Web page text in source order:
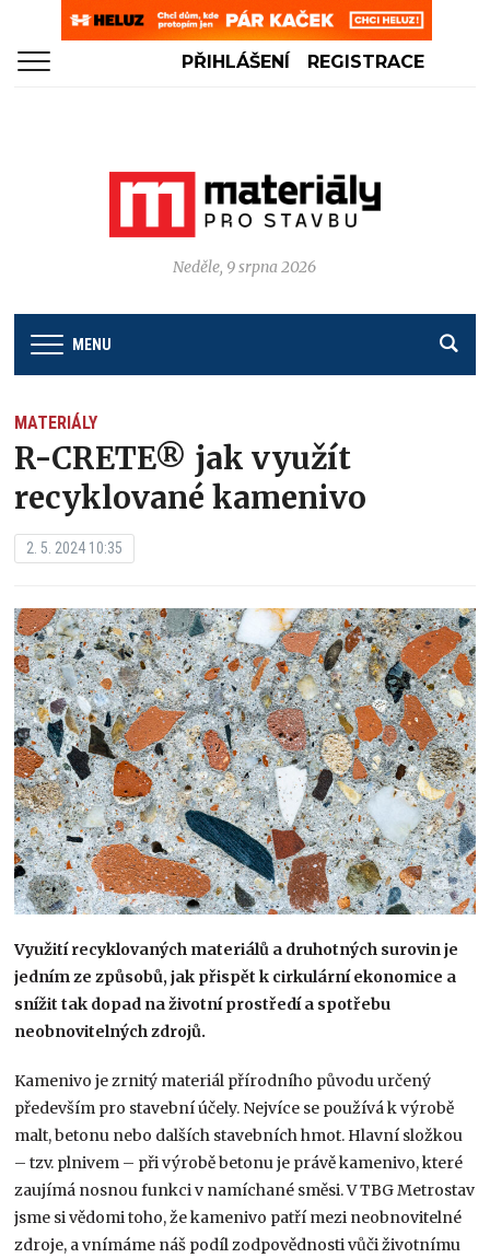
PŘIHLÁŠENÍ REGISTRACE
Neděle, 9 srpna 2026
MENU
MATERIÁLY
R-CRETE® jak využít
recyklované kamenivo
2. 5. 2024 10:35
Využití recyklovaných materiálů a druhotných surovin je
jedním ze způsobů, jak přispět k cirkulární ekonomice a
snížit tak dopad na životní prostředí a spotřebu
neobnovitelných zdrojů.
Kamenivo je zrnitý materiál přírodního původu určený
především pro stavební účely. Nejvíce se používá k výrobě
malt, betonu nebo dalších stavebních hmot. Hlavní složkou
– tzv. plnivem – při výrobě betonu je právě kamenivo, které
zaujímá nosnou funkci v namíchané směsi. V TBG Metrostav
jsme si vědomi toho, že kamenivo patří mezi neobnovitelné
zdroje, a vnímáme náš podíl zodpovědnosti vůči životnímu